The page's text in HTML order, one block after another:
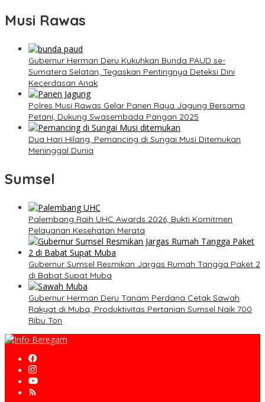
Musi Rawas
Gubernur Herman Deru Kukuhkan Bunda PAUD se-
Sumatera Selatan, Tegaskan Pentingnya Deteksi Dini
Kecerdasan Anak
Polres Musi Rawas Gelar Panen Raya Jagung Bersama
Petani, Dukung Swasembada Pangan 2025
Dua Hari Hilang, Pemancing di Sungai Musi Ditemukan
Meninggal Dunia
Sumsel
Palembang Raih UHC Awards 2026, Bukti Komitmen
Pelayanan Kesehatan Merata
Gubernur Sumsel Resmikan Jargas Rumah Tangga Paket 2
di Babat Supat Muba
Gubernur Herman Deru Tanam Perdana Cetak Sawah
Rakyat di Muba, Produktivitas Pertanian Sumsel Naik 700
Ribu Ton